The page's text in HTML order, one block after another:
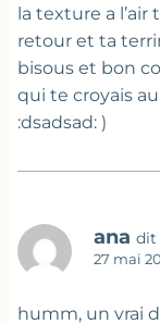
la texture a l’air
retour et ta
bisous et bon
qui te croyais
:dsadsad: )
ana dit
27 mai
humm, un vrai